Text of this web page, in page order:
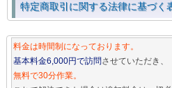
特定商取引に関する法律に基づく
料金は時間制になっております。
基本料金6,000円で訪問させていただき、
無料で30分作業。